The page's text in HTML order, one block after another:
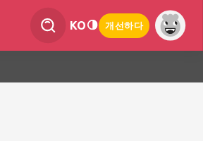
KO 개선하다